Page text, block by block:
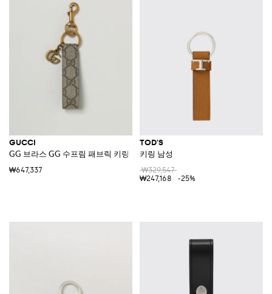
GUCCI
GG 브라스 GG 수프림 패브릭 키링
₩647,337
TOD'S
키링 남성
₩329,547
₩247,168
-25%